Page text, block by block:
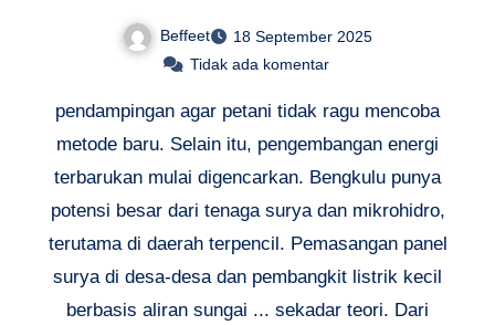
Beffeet
18 September 2025
Tidak ada komentar
pendampingan agar petani tidak ragu mencoba
metode baru. Selain itu, pengembangan energi
terbarukan mulai digencarkan. Bengkulu punya
potensi besar dari tenaga surya dan mikrohidro,
terutama di daerah terpencil. Pemasangan panel
surya di desa-desa dan pembangkit listrik kecil
berbasis aliran sungai ... sekadar teori. Dari